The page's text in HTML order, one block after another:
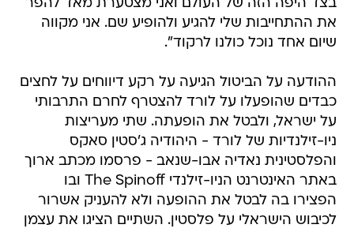
בצד היפה הזה של העולם ואני מצטערת מאד להפר
את ההתחייבות שלי להגיע ולהופיע שם. אני מקווה
שיום אחד נוכל כולנו לרקוד".
ההודעה על הביטול הגיעה על רקע דיווחים על לחצים
כבדים שהופעלו על לורד להצטרף לחרם התרבותי
על ישראל, ולבטל את הופעתה. שתי מעריצות
ניו-זילנדיות של לורד - היהודיה ג'סטין סאקס
והפלסטינית נאדיה אבו-שנאב - פרסמו מכתב ארוך
באתר האינטרנט הניו-זילנדי The Spinoff ובו
הפצירו בה לבטל את ההופעה ולא להעניק אשרור
לכיבוש הישראלי על פלסטין. השתיים הציגו את עצמן